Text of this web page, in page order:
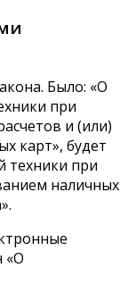
Было: «О
при
и (или)
карт», будет
техники при
наличных
«О